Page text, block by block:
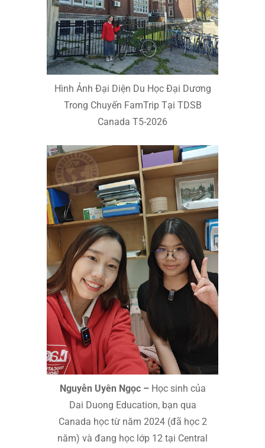
Hình Ảnh Đại Diện Du Học Đại Dương
Trong Chuyến FamTrip Tại TDSB
Canada T5-2026
Nguyễn Uyên Ngọc –Học sinh của
Dai Duong Education, bạn qua
Canada học từ năm 2024 (đã học 2
năm) và đang học lớp 12 tại Central